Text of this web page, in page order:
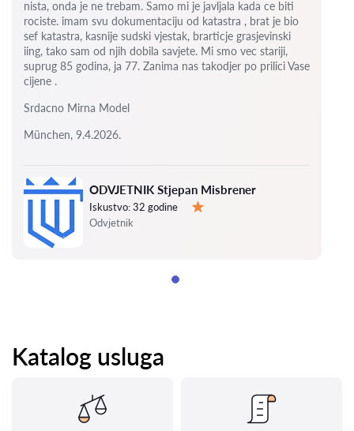
ODVJETNIK Stjepan Misbrener
Iskustvo:32 godine
Odvjetnik
nista, onda je ne trebam. Samo mi je javljala kada ce biti
rociste. imam svu dokumentaciju od katastra , brat je bio
sef katastra, kasnije sudski vjestak, brarticje grasjevinski
iing, tako sam od njih dobila savjete. Mi smo vec stariji,
suprug 85 godina, ja 77. Zanima nas takodjer po prilici Vase
cijene .
Srdacno Mirna Model
München, 9.4.2026.
Katalog usluga